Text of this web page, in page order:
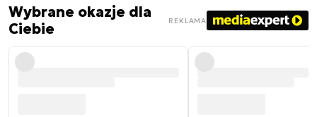
Wybrane okazje dla
Ciebie
REKLAMA